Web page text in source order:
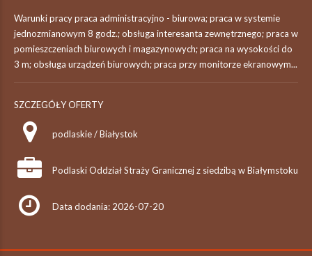
Warunki pracy praca administracyjno - biurowa; praca w systemie
jednozmianowym 8 godz.; obsługa interesanta zewnętrznego; praca w
pomieszczeniach biurowych i magazynowych; praca na wysokości do
3 m; obsługa urządzeń biurowych; praca przy monitorze ekranowym...
SZCZEGÓŁY OFERTY
podlaskie / Białystok
Podlaski Oddział Straży Granicznej z siedzibą w Białymstoku
Data dodania: 2026-07-20